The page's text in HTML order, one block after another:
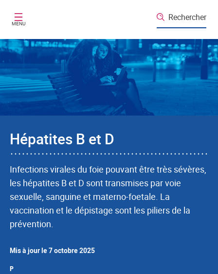
MENU
Rechercher
Hépatites B et D
Infections virales du foie pouvant être très sévères,
les hépatites B et D sont transmises par voie
sexuelle, sanguine et materno-foetale. La
vaccination et le dépistage sont les piliers de la
prévention.
Mis à jour le 7 octobre 2025
P